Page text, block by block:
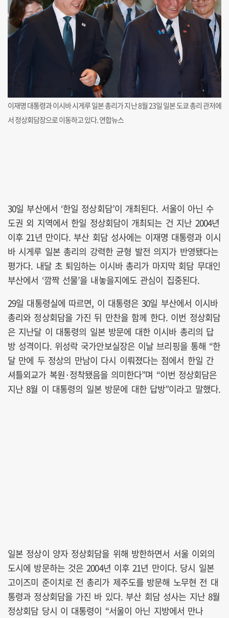
이재명 대통령과 이시바 시게루 일본 총리가 지난 8월 23일 일본 도쿄 총리 관저에
서 정상회담장으로 이동하고 있다. 연합뉴스
30일 부산에서 ‘한일 정상회담’이 개최된다. 서울이 아닌 수
도권 외 지역에서 한일 정상회담이 개최되는 건 지난 2004년
이후 21년 만이다. 부산 회담 성사에는 이재명 대통령과 이시
바 시게루 일본 총리의 강력한 균형 발전 의지가 반영됐다는
평가다. 내달 초 퇴임하는 이시바 총리가 마지막 회담 무대인
부산에서 ‘깜짝 선물’을 내놓을지에도 관심이 집중된다.
29일 대통령실에 따르면, 이 대통령은 30일 부산에서 이시바
총리와 정상회담을 가진 뒤 만찬을 함께 한다. 이번 정상회담
은 지난달 이 대통령의 일본 방문에 대한 이시바 총리의 답
방 성격이다. 위성락 국가안보실장은 이날 브리핑을 통해 “한
달 만에 두 정상의 만남이 다시 이뤄졌다는 점에서 한일 간
셔틀외교가 복원·정착됐음을 의미한다”며 “이번 정상회담은
지난 8월 이 대통령의 일본 방문에 대한 답방”이라고 말했다.
일본 정상이 양자 정상회담을 위해 방한하면서 서울 이외의
도시에 방문하는 것은 2004년 이후 21년 만이다. 당시 일본
고이즈미 준이치로 전 총리가 제주도를 방문해 노무현 전 대
통령과 정상회담을 가진 바 있다. 부산 회담 성사는 지난 8월
정상회담 당시 이 대통령이 “서울이 아닌 지방에서 만나